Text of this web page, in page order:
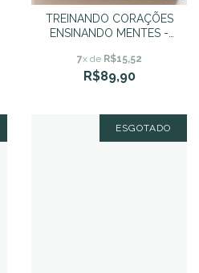
TREINANDO CORAÇÕES
ENSINANDO MENTES -
7x de R$15,52
R$89,90
ESGOTADO